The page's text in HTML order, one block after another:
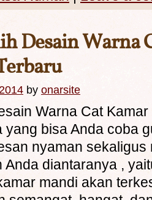
Desain Warna
by onarsite
Warna Cat
yang bisa Anda coba
nyaman
Anda diantaranya ,
mandi akan